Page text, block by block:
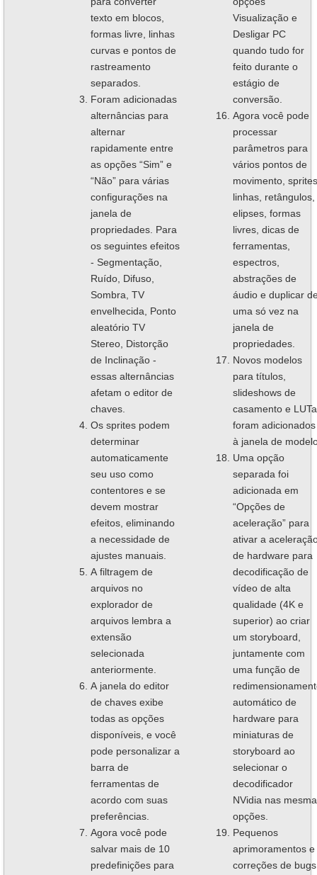
texto em blocos,
formas livre, linhas
curvas e pontos de
rastreamento
separados.
Foram adicionadas
alternâncias para
alternar
rapidamente entre
as opções “Sim” e
“Não” para várias
configurações na
janela de
propriedades. Para
os seguintes efeitos
- Segmentação,
Ruído, Difuso,
Sombra, TV
envelhecida, Ponto
aleatório TV
Stereo, Distorção
de Inclinação -
essas alternâncias
afetam o editor de
chaves.
Os sprites podem
determinar
automaticamente
seu uso como
contentores e se
devem mostrar
efeitos, eliminando
a necessidade de
ajustes manuais.
A filtragem de
arquivos no
explorador de
arquivos lembra a
extensão
selecionada
anteriormente.
A janela do editor
de chaves exibe
todas as opções
disponíveis, e você
pode personalizar a
barra de
ferramentas de
acordo com suas
preferências.
Agora você pode
salvar mais de 10
predefinições para
Visualização e
Desligar PC
quando tudo for
feito durante o
estágio de
conversão.
Agora você pode
processar
parâmetros para
vários pontos de
movimento,
linhas, retângulos,
elipses, formas
livres, dicas de
ferramentas,
espectros,
abstrações de
áudio e duplicar
uma só vez na
janela de
propriedades.
Novos modelos
para títulos,
slideshows de
casamento e
foram adicionados
à janela de
Uma opção
separada foi
adicionada em
“Opções de
aceleração” para
ativar a
de hardware para
decodificação de
vídeo de alta
qualidade (4K e
superior) ao criar
um storyboard,
juntamente com
uma função de
automático de
hardware para
miniaturas de
storyboard ao
selecionar o
decodificador
NVidia nas
opções.
Pequenos
aprimoramentos e
correções de